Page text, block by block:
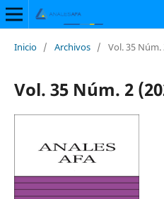
Inicio / Archivos / Vol. 35 Núm.
Vol. 35 Núm. 2